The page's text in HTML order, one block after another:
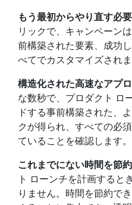
もう最初からやり直す必
リックで、キャンペーン
前構築された要素、成功
べてでカスタマイズされま
構造化された高速なアプ
な数秒で、プロダクト ロ
ドする事前構築された、
クが得られ、すべての必
ていることを確認します。
これまでにない時間を節
ト ローンチを計画すると
りません。時間を節約で